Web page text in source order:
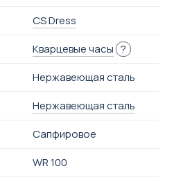
CS Dress
Кварцевые часы ?
Нержавеющая сталь
Нержавеющая сталь
Сапфировое
WR 100